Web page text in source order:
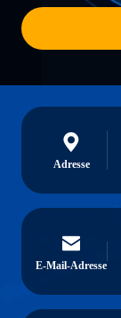
Adresse
E-Mail-Adresse